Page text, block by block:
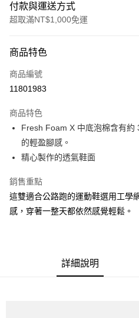
付款與運送方式
超取滿NT$1,000免運
信用卡一次付款
超商取貨付款
運送方式
全家取貨付款
每筆NT$60，滿NT$1,000(含以上)
商品特色
商品編號
11801983
商品特色
Fresh Foam X 中底泡棉含有約
的輕盈腳感。
精心製作的透氣鞋面
銷售重點
這雙適合公路跑的運動鞋選用工學
感，穿著一整天都依然感覺輕鬆。
詳細說明